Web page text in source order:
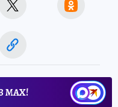
МАХ!